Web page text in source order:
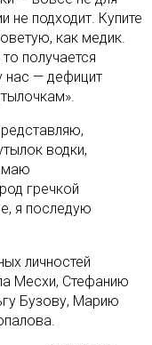
не подходит. Купите
как медик.
получается
нас — дефицит
водки,
гречкой
я последую
личностей
Месхи, Стефанию
Бузову, Марию